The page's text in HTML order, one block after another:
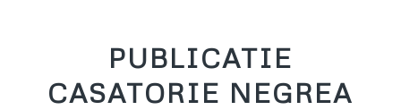
PUBLICATIE
CASATORIE NEGREA